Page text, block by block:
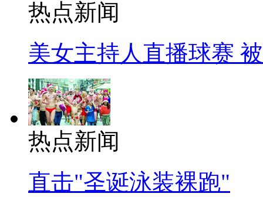
热点新闻
美女主持人直播球赛
热点新闻
直击"圣诞泳装裸跑"